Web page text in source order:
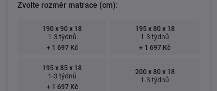
Zvolte rozměr matrace (cm):
190 x 90 x 18
1-3 týdnů
+ 1 697 Kč
195 x 80 x 18
1-3 týdnů
+ 1 697 Kč
195 x 85 x 18
1-3 týdnů
+ 1 697 Kč
200 x 80 x 18
1-3 týdnů